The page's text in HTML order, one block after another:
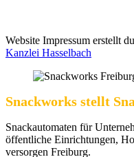
Website Impressum erstellt
Kanzlei Hasselbach
Snackworks stellt
Snackautomaten für
öffentliche Einrichtungen,
versorgen Freiburg.